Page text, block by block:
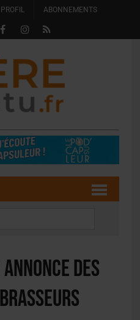
ABONNEMENTS
des